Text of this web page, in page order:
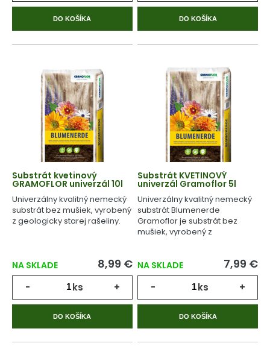
DO KOŠÍKA DO KOŠÍKA
Substrát kvetinový
GRAMOFLOR univerzál 10l
Univerzálny kvalitný nemecký
substrát bez mušiek, vyrobený
z geologicky starej rašeliny.
NA SKLADE 8,99 €
- ks +
DO KOŠÍKA
Substrát KVETINOVÝ
univerzál Gramoflor 5l
Univerzálny kvalitný nemecký
substrát Blumenerde
Gramoflor je substrát bez
mušiek, vyrobený z
NA SKLADE 7,99 €
- ks +
DO KOŠÍKA